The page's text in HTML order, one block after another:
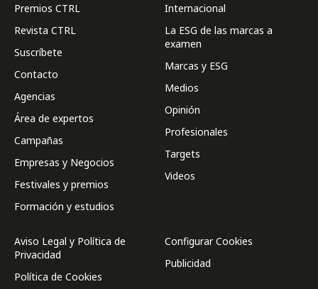
Premios CTRL
Revista CTRL
Suscríbete
Contacto
Agencias
Área de expertos
Campañas
Empresas y Negocios
Festivales y premios
Formación y estudios
Internacional
La ESG de las marcas a
examen
Marcas y ESG
Medios
Opinión
Profesionales
Targets
Videos
Aviso Legal y Política de
Privacidad
Política de Cookies
Configurar Cookies
Publicidad